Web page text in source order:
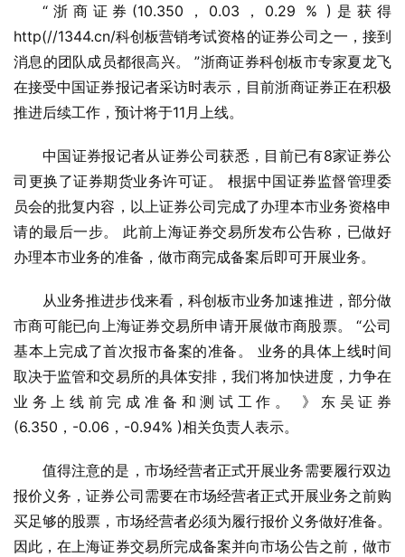
“浙商证券(10.350，0.03，0.29 % )是获得
http(//1344.cn/科创板营销考试资格的证券公司之一，接到
消息的团队成员都很高兴。 ”浙商证券科创板市专家夏龙飞
在接受中国证券报记者采访时表示，目前浙商证券正在积极
推进后续工作，预计将于11月上线。
中国证券报记者从证券公司获悉，目前已有8家证券公
司更换了证券期货业务许可证。 根据中国证券监督管理委
员会的批复内容，以上证券公司完成了办理本市业务资格申
请的最后一步。 此前上海证券交易所发布公告称，已做好
办理本市业务的准备，做市商完成备案后即可开展业务。
从业务推进步伐来看，科创板市业务加速推进，部分做
市商可能已向上海证券交易所申请开展做市商股票。 “公司
基本上完成了首次报市备案的准备。 业务的具体上线时间
取决于监管和交易所的具体安排，我们将加快进度，力争在
业务上线前完成准备和测试工作。 》东吴证券
(6.350，-0.06，-0.94% )相关负责人表示。
值得注意的是，市场经营者正式开展业务需要履行双边
报价义务，证券公司需要在市场经营者正式开展业务之前购
买足够的股票，市场经营者必须为履行报价义务做好准备。
因此，在上海证券交易所完成备案并向市场公告之前，做市